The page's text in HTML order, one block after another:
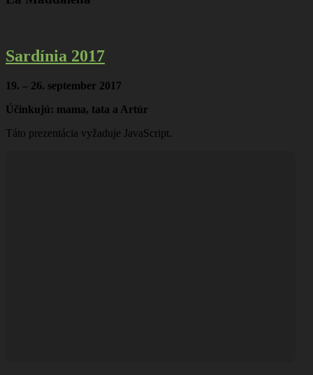
Sardínia 2017
19. – 26. september 2017
Účinkujú: mama, tata a Artúr
Táto prezentácia vyžaduje JavaScript.